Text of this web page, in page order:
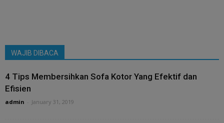
WAJIB DIBACA
4 Tips Membersihkan Sofa Kotor Yang Efektif dan
Efisien
admin January 31, 2019